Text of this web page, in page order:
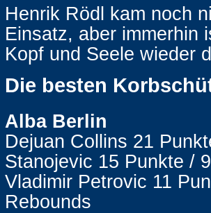
Henrik Rödl kam noch
Einsatz, aber immerhin
Kopf und Seele wieder
Die besten
Alba Berlin
Dejuan Collins 21
Stanojevic 15 Punkte /
Vladimir Petrovic 11
Rebounds